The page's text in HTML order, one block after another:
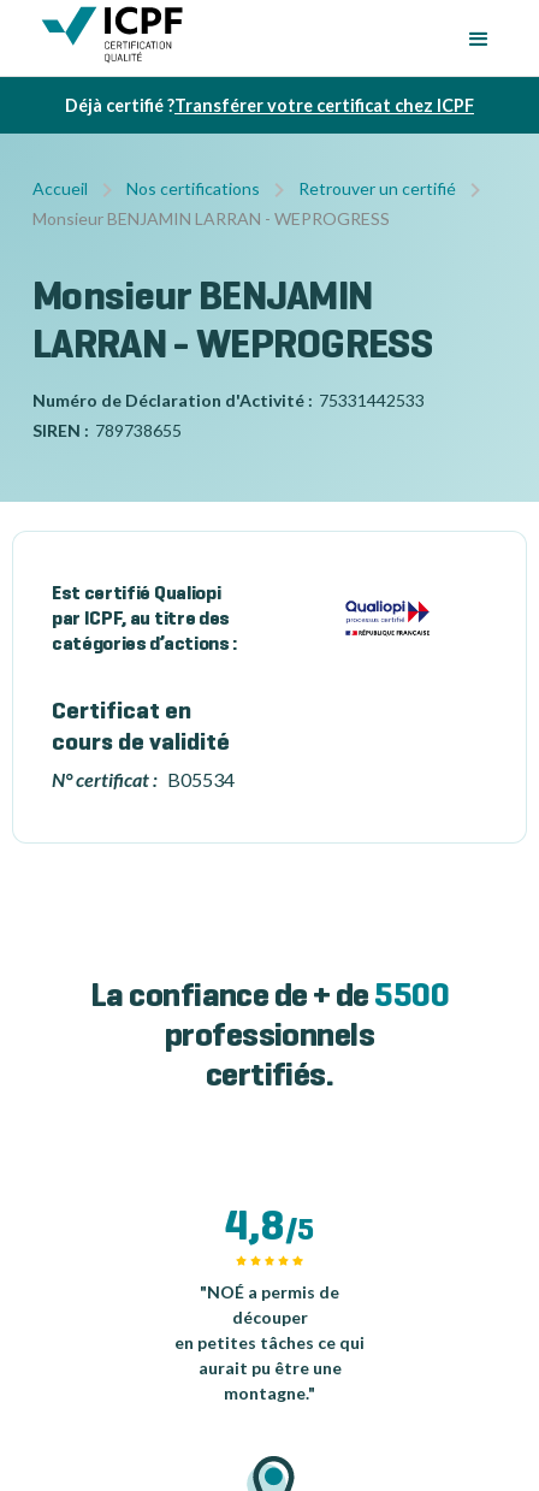
Déjà certifié ?Transférer votre certificat chez ICPF
Accueil Nos certifications
Retrouver un certifié
Monsieur BENJAMIN LARRAN - WEPROGRESS
Monsieur BENJAMIN
LARRAN - WEPROGRESS
Numéro de Déclaration d'Activité : 75331442533
SIREN : 789738655
Est certifié Qualiopi
par ICPF, au titre des
catégories d’actions :
Certificat en
cours de validité
N° certificat : B05534
La confiance de + de 5500
professionnels
certifiés.
4,8/5
"NOÉ a permis de
découper
en petites tâches ce qui
aurait pu être une
montagne."